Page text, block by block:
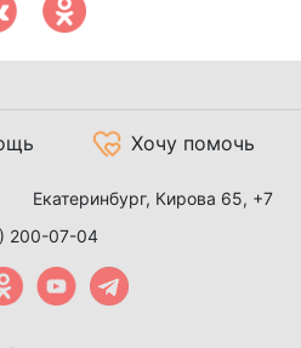
Хочу помочь
Екатеринбург, Кирова 65, +7
200-07-04